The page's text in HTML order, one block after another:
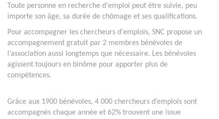
Toute personne en recherche d'emploi peut être suivie, peu
importe son âge, sa durée de chômage et ses qualifications.
Pour accompagner les chercheurs d'emplois, SNC propose un
accompagnement gratuit par 2 membres bénévoles de
l’association aussi longtemps que nécessaire. Les bénévoles
agissent toujours en binôme pour apporter plus de
compétences.
Grâce aux 1900 bénévoles, 4 000 chercheurs d’emplois sont
accompagnés chaque année et 62% trouvent une issue